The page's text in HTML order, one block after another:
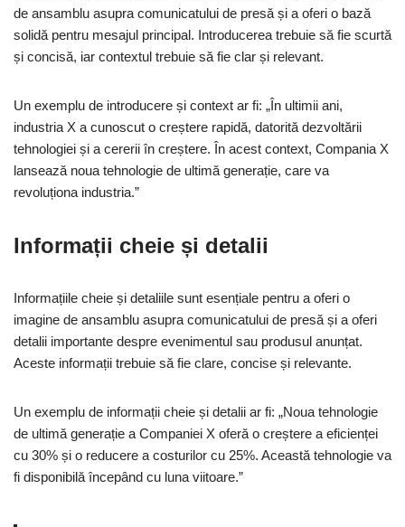
de ansamblu asupra comunicatului de presă și a oferi o bază
solidă pentru mesajul principal. Introducerea trebuie să fie scurtă
și concisă, iar contextul trebuie să fie clar și relevant.
Un exemplu de introducere și context ar fi: „În ultimii ani,
industria X a cunoscut o creștere rapidă, datorită dezvoltării
tehnologiei și a cererii în creștere. În acest context, Compania X
lansează noua tehnologie de ultimă generație, care va
revoluționa industria.”
Informații cheie și detalii
Informațiile cheie și detaliile sunt esențiale pentru a oferi o
imagine de ansamblu asupra comunicatului de presă și a oferi
detalii importante despre evenimentul sau produsul anunțat.
Aceste informații trebuie să fie clare, concise și relevante.
Un exemplu de informații cheie și detalii ar fi: „Noua tehnologie
de ultimă generație a Companiei X oferă o creștere a eficienței
cu 30% și o reducere a costurilor cu 25%. Această tehnologie va
fi disponibilă începând cu luna viitoare.”